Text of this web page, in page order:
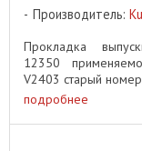
Производитель:
Прокладка
12350
V2403 старый
подробнее